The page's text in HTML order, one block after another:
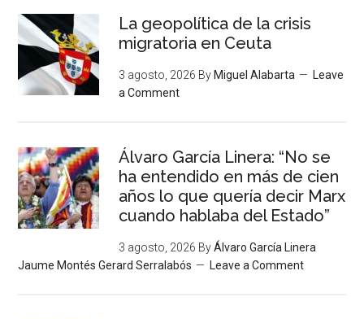
La geopolítica de la crisis
migratoria en Ceuta
3 agosto, 2026 By Miguel Alabarta
Leave
a Comment
Álvaro García Linera: “No se
ha entendido en más de cien
años lo que quería decir Marx
cuando hablaba del Estado”
3 agosto, 2026 ByÁlvaro García Linera
Jaume Montés Gerard Serralabós
Leave a Comment